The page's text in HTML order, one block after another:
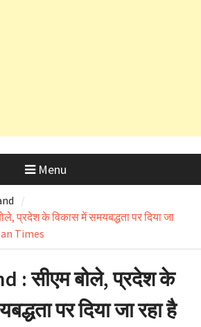
Menu
प्रदेश के विकास में समयबद्धता पर दिया जा
Times
: सीएम बोले, प्रदेश के
पर दिया जा रहा है